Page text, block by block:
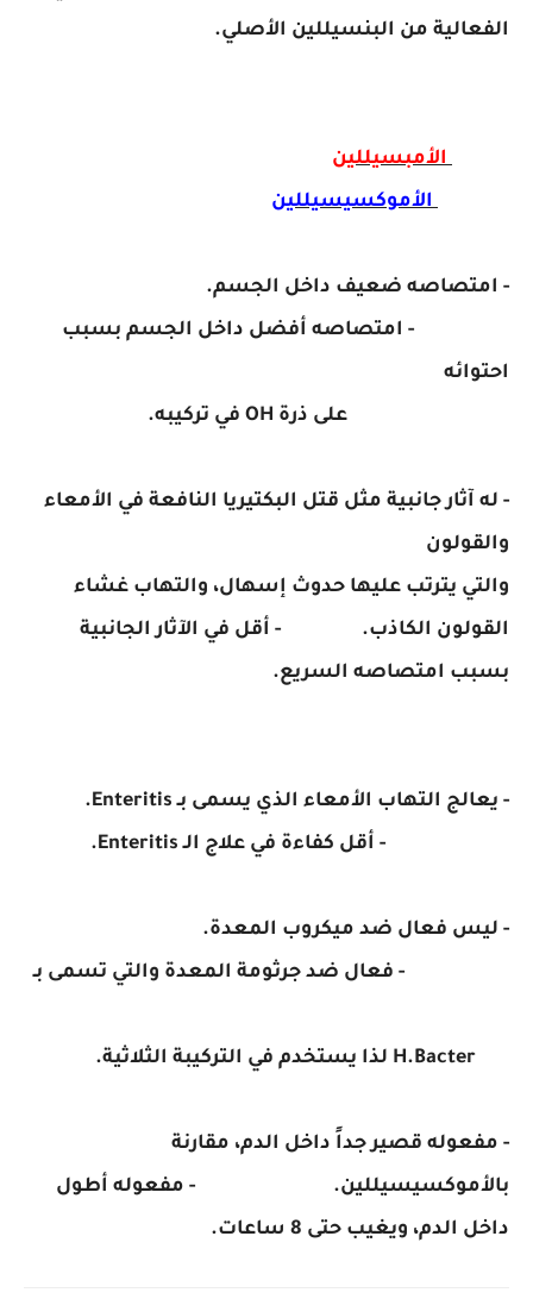
الفعالية من البنسيللين الأصلي.
الأمبسيللين
الأموكسيسيللين
- امتصاصه ضعيف داخل الجسم.
- امتصاصه أفضل داخل الجسم بسبب
احتوائه
على ذرة OH في تركيبه.
- له آثار جانبية مثل قتل البكتيريا النافعة في الأمعاء
والقولون
والتي يترتب عليها حدوث إسهال، والتهاب غشاء
القولون الكاذب. - أقل في الآثار الجانبية
بسبب امتصاصه السريع.
- يعالج التهاب الأمعاء الذي يسمى بـ Enteritis.
- أقل كفاءة في علاج الـ Enteritis.
- ليس فعال ضد ميكروب المعدة.
- فعال ضد جرثومة المعدة والتي تسمى بـ
- مفعوله قصير جداً داخل الدم، مقارنة
بالأموكسيسيللين. - مفعوله أطول
داخل الدم، ويغيب حتى 8 ساعات.